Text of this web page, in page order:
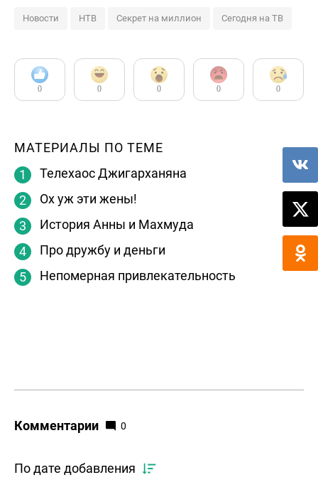
Новости НТВ Секрет на миллион Сегодня на ТВ
0 0 0 0 0
МАТЕРИАЛЫ ПО ТЕМЕ
Телехаос Джигарханяна
Ох уж эти жены!
История Анны и Махмуда
Про дружбу и деньги
Непомерная привлекательность
Комментарии 0
По дате добавления